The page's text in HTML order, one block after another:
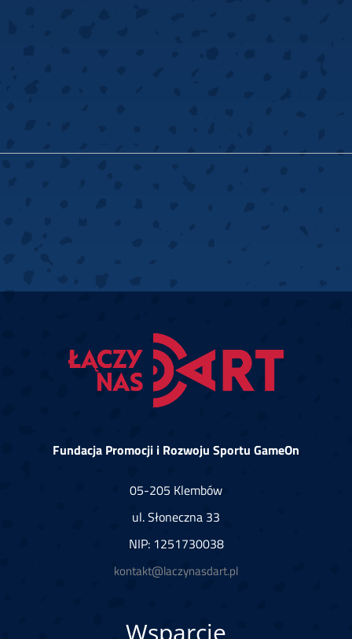
Fundacja Promocji i Rozwoju Sportu GameOn
05-205 Klembów
ul. Słoneczna 33
NIP: 1251730038
kontakt@laczynasdart.pl